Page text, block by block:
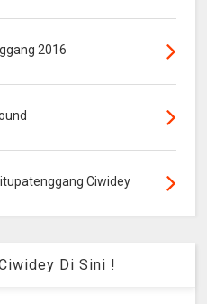
2016
Ciwidey
Di Sini !